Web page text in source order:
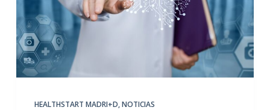
HEALTHSTART MADRI+D,NOTICIAS